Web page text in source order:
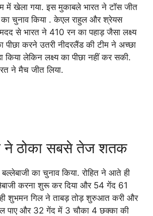
में खेला गया. इस मुकाबले भारत ने टॉस जीत
चुनाव किया . केएल राहुल और श्रेयस
से भारत ने 410 रन का पहाड़ जैसा लक्ष्य
पीछा करने उतरी नीदरलैंड की टीम ने अच्छा
किया लेकिन लक्ष्य का पीछा नहीं कर सकी.
ने मैच जीत लिया.
ने ठोका सबसे तेज शतक
का चुनाव किया. रोहित ने आते ही
करना शुरू कर दिया और 54 गेंद 61
शुभमन गिल ने ताबड़ तोड़ शुरुआत करी और
पाए और 32 गेंद में 3 चौका 4 छक्का की